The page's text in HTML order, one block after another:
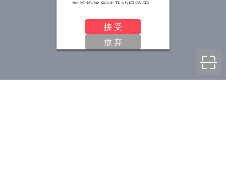
有关投资所涉及的风险因
资和咨询意见。产品净值
及其收益存在涨跌可能，
过往的产品业绩数据并不
接 受
放 弃